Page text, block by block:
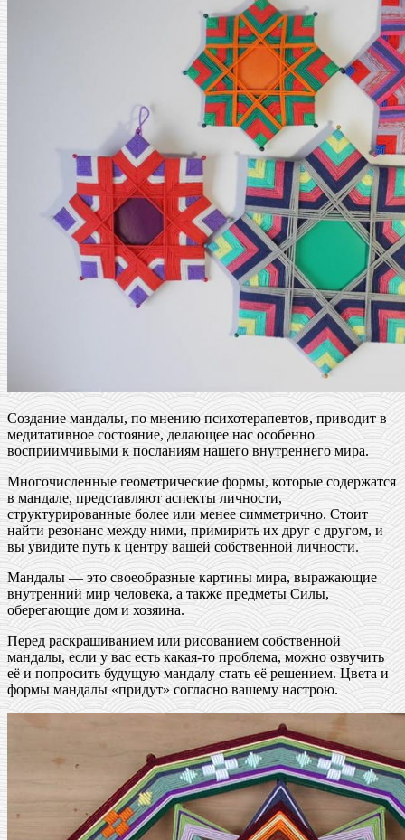
Создание мандалы, по мнению психотерапевтов, приводит в
медитативное состояние, делающее нас особенно
восприимчивыми к посланиям нашего внутреннего мира.
Многочисленные геометрические формы, которые содержатся
в мандале, представляют аспекты личности,
структурированные более или менее симметрично. Стоит
найти резонанс между ними, примирить их друг с другом, и
вы увидите путь к центру вашей собственной личности.
Мандалы — это своеобразные картины мира, выражающие
внутренний мир человека, а также предметы Силы,
оберегающие дом и хозяина.
Перед раскрашиванием или рисованием собственной
мандалы, если у вас есть какая-то проблема, можно озвучить
её и попросить будущую мандалу стать её решением. Цвета и
формы мандалы «придут» согласно вашему настрою.